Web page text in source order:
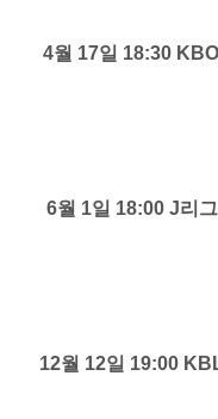
4월 17일 18:30
6월 1일 18:00 J리
12월 12일 19:00